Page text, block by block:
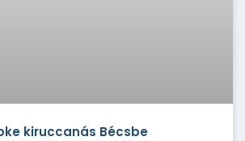
kiruccanás Bécsbe